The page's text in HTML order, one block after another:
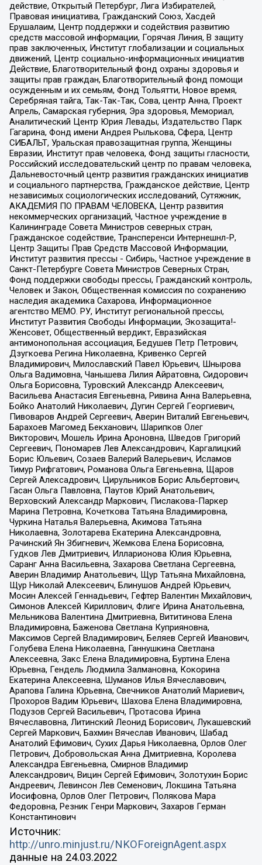
действие, Открытый Петербург, Лига Избирателей,
Правовая инициатива, Гражданский Союз, Хасдей
Ерушалаим, Центр поддержки и содействия развитию
средств массовой информации, Горячая Линия, В защиту
прав заключенных, Институт глобализации и социальных
движений, Центр социально-информационных инициатив
Действие, Благотворительный фонд охраны здоровья и
защиты прав граждан, Благотворительный фонд помощи
осужденным и их семьям, Фонд Тольятти, Новое время,
Серебряная тайга, Так-Так-Так, Сова, центр Анна, Проект
Апрель, Самарская губерния, Эра здоровья, Мемориал,
Аналитический Центр Юрия Левады, Издательство Парк
Гагарина, Фонд имени Андрея Рылькова, Сфера, Центр
СИБАЛЬТ, Уральская правозащитная группа, Женщины
Евразии, Институт прав человека, Фонд защиты гласности,
Российский исследовательский центр по правам человека,
Дальневосточный центр развития гражданских инициатив
и социального партнерства, Гражданское действие, Центр
независимых социологических исследований, Сутяжник,
АКАДЕМИЯ ПО ПРАВАМ ЧЕЛОВЕКА, Центр развития
некоммерческих организаций, Частное учреждение в
Калининграде Совета Министров северных стран,
Гражданское содействие, Трансперенси Интернешнл-Р,
Центр Защиты Прав Средств Массовой Информации,
Институт развития прессы - Сибирь, Частное учреждение в
Санкт-Петербурге Совета Министров Северных Стран,
Фонд поддержки свободы прессы, Гражданский контроль,
Человек и Закон, Общественная комиссия по сохранению
наследия академика Сахарова, Информационное
агентство МЕМО. РУ, Институт региональной прессы,
Институт Развития Свободы Информации, Экозащита!-
Женсовет, Общественный вердикт, Евразийская
антимонопольная ассоциация, Бедушев Петр Петрович,
Дзугкоева Регина Николаевна, Кривенко Сергей
Владимирович, Милославский Павел Юрьевич, Шнырова
Ольга Вадимовна, Чанышева Лилия Айратовна, Сидорович
Ольга Борисовна, Туровский Александр Алексеевич,
Васильева Анастасия Евгеньевна, Ривина Анна Валерьевна,
Бойко Анатолий Николаевич, Дугин Сергей Георгиевич,
Пивоваров Андрей Сергеевич, Аверин Виталий Евгеньевич,
Барахоев Магомед Бекханович, Шарипков Олег
Викторович, Мошель Ирина Ароновна, Шведов Григорий
Сергеевич, Пономарев Лев Александрович, Каргалицкий
Борис Юльевич, Созаев Валерий Валерьевич, Исламов
Тимур Рифгатович, Романова Ольга Евгеньевна, Щаров
Сергей Алексадрович, Цирульников Борис Альбертович,
Гасан Ольга Павловна, Паутов Юрий Анатольевич,
Верховский Александр Маркович, Пислакова-Паркер
Марина Петровна, Кочеткова Татьяна Владимировна,
Чуркина Наталья Валерьевна, Акимова Татьяна
Николаевна, Золотарева Екатерина Александровна,
Рачинский Ян Збигневич, Жемкова Елена Борисовна,
Гудков Лев Дмитриевич, Илларионова Юлия Юрьевна,
Саранг Анна Васильевна, Захарова Светлана Сергеевна,
Аверин Владимир Анатольевич, Щур Татьяна Михайловна,
Щур Николай Алексеевич, Блинушов Андрей Юрьевич,
Мосин Алексей Геннадьевич, Гефтер Валентин Михайлович,
Симонов Алексей Кириллович, Флиге Ирина Анатольевна,
Мельникова Валентина Дмитриевна, Вититинова Елена
Владимировна, Баженова Светлана Куприяновна,
Максимов Сергей Владимирович, Беляев Сергей Иванович,
Голубева Елена Николаевна, Ганнушкина Светлана
Алексеевна, Закс Елена Владимировна, Буртина Елена
Юрьевна, Гендель Людмила Залмановна, Кокорина
Екатерина Алексеевна, Шуманов Илья Вячеславович,
Арапова Галина Юрьевна, Свечников Анатолий Мариевич,
Прохоров Вадим Юрьевич, Шахова Елена Владимировна,
Подузов Сергей Васильевич, Протасова Ирина
Вячеславовна, Литинский Леонид Борисович, Лукашевский
Сергей Маркович, Бахмин Вячеслав Иванович, Шабад
Анатолий Ефимович, Сухих Дарья Николаевна, Орлов Олег
Петрович, Добровольская Анна Дмитриевна, Королева
Александра Евгеньевна, Смирнов Владимир
Александрович, Вицин Сергей Ефимович, Золотухин Борис
Андреевич, Левинсон Лев Семенович, Локшина Татьяна
Иосифовна, Орлов Олег Петрович, Полякова Мара
Федоровна, Резник Генри Маркович, Захаров Герман
Константинович
Источник:
http://unro.minjust.ru/NKOForeignAgent.aspx
данные на 24.03.2022